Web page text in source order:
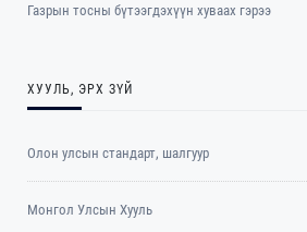
Газрын тосны бүтээгдэхүүн хуваах гэрээ
ХУУЛЬ, ЭРХ ЗҮЙ
Олон улсын стандарт, шалгуур
Монгол Улсын Хууль